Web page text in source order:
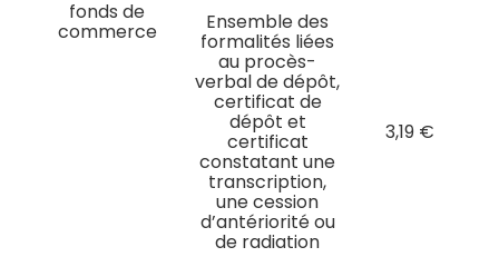
fonds de
commerce Ensemble des
formalités liées
au procès-
verbal de dépôt,
certificat de
dépôt et
certificat
constatant une
transcription,
une cession
d’antériorité ou
de radiation
3,19 €